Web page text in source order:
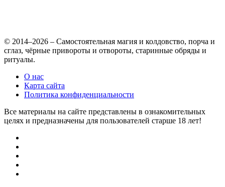
© 2014–2026 – Самостоятельная магия и колдовство, порча и
сглаз, чёрные привороты и отвороты, старинные обряды и
ритуалы.
О нас
Карта сайта
Политика конфиденциальности
Все материалы на сайте представлены в ознакомительных
целях и предназначены для пользователей старше 18 лет!